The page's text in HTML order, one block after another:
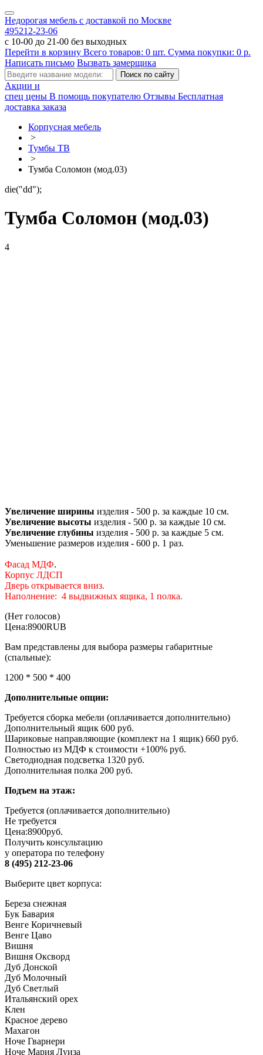
Недорогая мебель с доставкой по Москве
495212-23-06
с 10-00 до 21-00 без выходных
Перейти в корзину Всего товаров: 0 шт. Сумма покупки: 0 р.
Написать письмо Вызвать замерщика
Акции и
спец цены В помощь покупателю Отзывы Бесплатная
доставка заказа
Корпусная мебель
>
Тумбы ТВ
>
Тумба Соломон (мод.03)
die("dd");
Тумба Соломон (мод.03)
4
Увеличение ширины изделия - 500 р. за каждые 10 см.
Увеличение высоты изделия - 500 р. за каждые 10 см.
Увеличение глубины изделия - 500 р. за каждые 5 см.
Уменьшение размеров изделия - 600 р. 1 раз.
Фасад МДФ.
Корпус ЛДСП
Дверь открывается вниз.
Наполнение: 4 выдвижных ящика, 1 полка.
(Нет голосов)
Цена:8900RUB
Вам представлены для выбора размеры габаритные
(спальные):
1200 * 500 * 400
Дополнительные опции:
Требуется сборка мебели (оплачивается дополнительно)
Дополнительный ящик 600 руб.
Шариковые направляющие (комплект на 1 ящик) 660 руб.
Полностью из МДФ к стоимости +100% руб.
Светодиодная подсветка 1320 руб.
Дополнительная полка 200 руб.
Подъем на этаж:
Требуется (оплачивается дополнительно)
Не требуется
Цена:8900руб.
Получить консультацию
у оператора по телефону
8 (495) 212-23-06
Выберите цвет корпуса:
Береза снежная
Бук Бавария
Венге Коричневый
Венге Цаво
Вишня
Вишня Оксворд
Дуб Донской
Дуб Молочный
Дуб Светлый
Итальянский орех
Клен
Красное дерево
Махагон
Ноче Гварнери
Ноче Мария Луиза